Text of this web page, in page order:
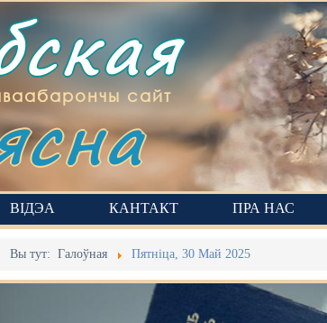
сайт
ВІДЭА КАНТАКТ ПРА НАС
Вы тут:Галоўная Пятніца, 30 Май 2025